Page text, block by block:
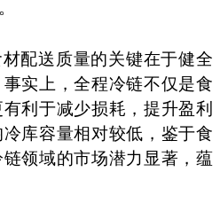
配送质量的关键在于健全
实上，全程冷链不仅是食
利于减少损耗，提升盈利
库容量相对较低，鉴于食
领域的市场潜力显著，蕴